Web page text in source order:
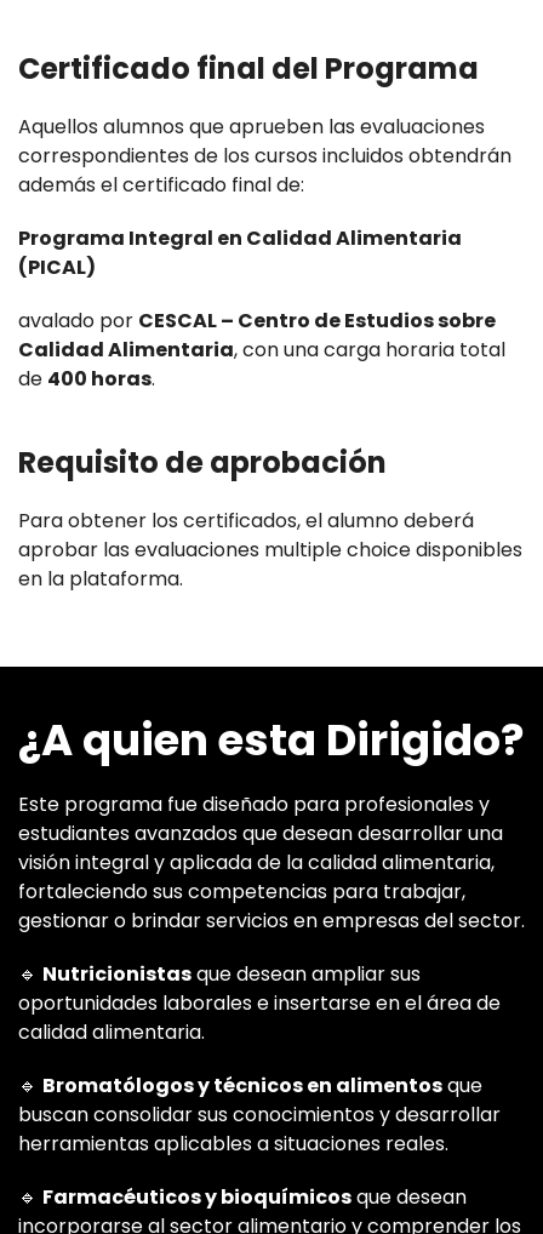
Certificado final del Programa
Aquellos alumnos que aprueben las evaluaciones
correspondientes de los cursos incluidos obtendrán
además el certificado final de:
Programa Integral en Calidad Alimentaria
(PICAL)
avalado por CESCAL – Centro de Estudios sobre
Calidad Alimentaria, con una carga horaria total
de 400 horas.
Requisito de aprobación
Para obtener los certificados, el alumno deberá
aprobar las evaluaciones multiple choice disponibles
en la plataforma.
¿A quien esta Dirigido?
Este programa fue diseñado para profesionales y
estudiantes avanzados que desean desarrollar una
visión integral y aplicada de la calidad alimentaria,
fortaleciendo sus competencias para trabajar,
gestionar o brindar servicios en empresas del sector.
🔹 Nutricionistasque desean ampliar sus
oportunidades laborales e insertarse en el área de
calidad alimentaria.
🔹 Bromatólogos y técnicos en alimentosque
buscan consolidar sus conocimientos y desarrollar
herramientas aplicables a situaciones reales.
🔹 Farmacéuticos y bioquímicosque desean
incorporarse al sector alimentario y comprender los